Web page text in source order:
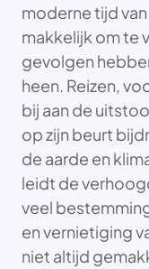
moderne tijd
makkelijk om te
gevolgen
heen. Reizen,
bij aan de
op zijn beurt
de aarde en
leidt de
veel
en vernietiging
niet altijd